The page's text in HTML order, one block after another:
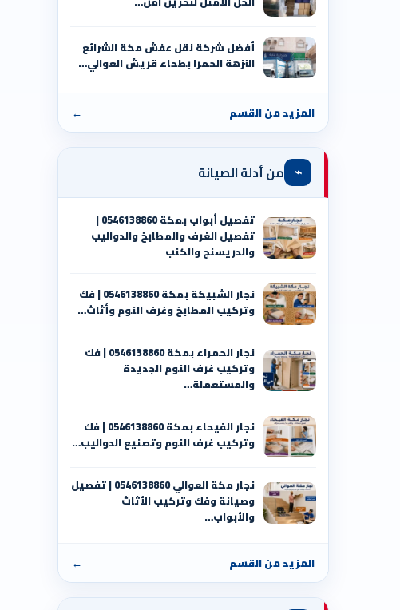
أفضل شركة نقل عفش مكة الشرائع
النزهة الحمرا بطحاء قريش العوالي…
المزيد من القسم ←
⌁ من أدلة الصيانة
تفصيل أبواب بمكة 0546138860 |
تفصيل الغرف والمطابخ والدواليب
والدريسنج والكنب
نجار الشبيكة بمكة 0546138860⁩ | فك
وتركيب المطابخ وغرف النوم وأثاث…
نجار الحمراء بمكة 0546138860⁩ | فك
وتركيب غرف النوم الجديدة
والمستعملة…
نجار الفيحاء بمكة 0546138860⁩ | فك
وتركيب غرف النوم وتصنيع الدواليب…
نجار مكة العوالي 0546138860⁩ | تفصيل
وصيانة وفك وتركيب الأثاث
والأبواب…
المزيد من القسم ←